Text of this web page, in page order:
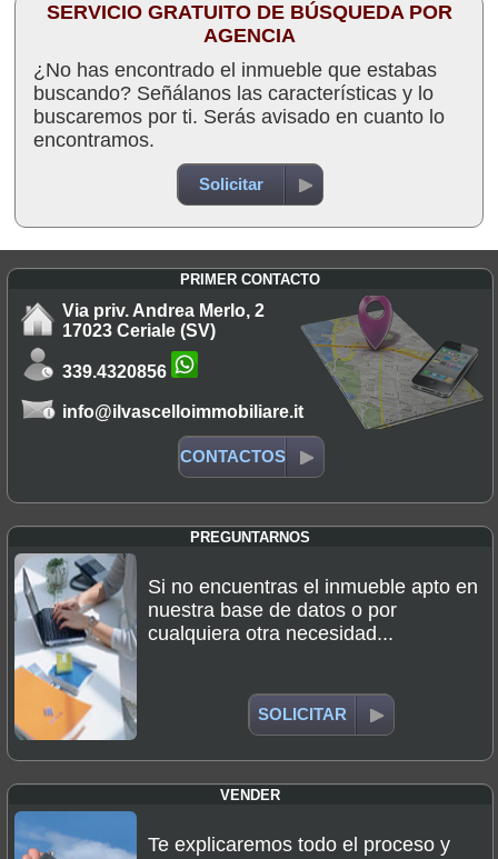
SERVICIO GRATUITO DE BÚSQUEDA POR
AGENCIA
¿No has encontrado el inmueble que estabas
buscando? Señálanos las características y lo
buscaremos por ti. Serás avisado en cuanto lo
encontramos.
Solicitar
PRIMER CONTACTO
Via priv. Andrea Merlo, 2
17023 Ceriale (SV)
339.4320856
info@ilvascelloimmobiliare.it
CONTACTOS
PREGUNTARNOS
Si no encuentras el inmueble apto en
nuestra base de datos o por
cualquiera otra necesidad...
SOLICITAR
VENDER
Te explicaremos todo el proceso y